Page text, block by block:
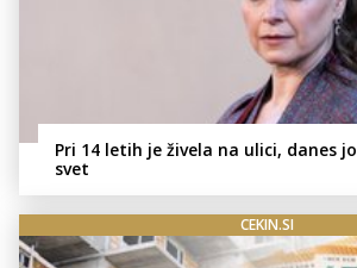
Pri 14 letih je živela na ulici, danes
svet
CEKIN.SI